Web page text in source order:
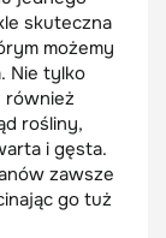
skuteczna
możemy
Nie tylko
również
rośliny,
i gęsta.
zawsze
go tuż